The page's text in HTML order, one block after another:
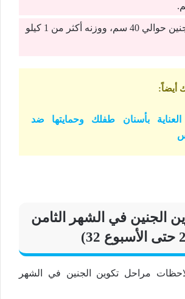
يبلغ طول الجنين حوالي 40 سم، ووزنه أكثر من 1 كيلو
أيضاً:
العناية بأسنان طفلك وحمايتها ضد
الجنين في الشهر الثامن
مراحل تكوين الجنين في الشهر